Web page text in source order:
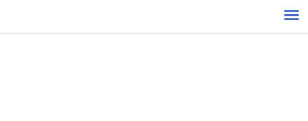
konten